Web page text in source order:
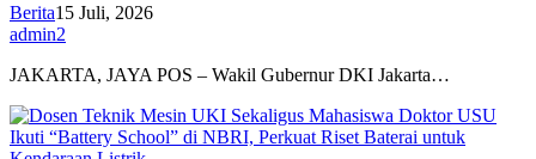
Berita15 Juli, 2026
admin2
JAKARTA, JAYA POS – Wakil Gubernur DKI Jakarta…